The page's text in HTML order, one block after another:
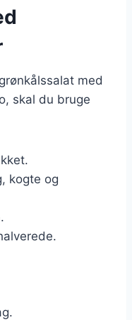
med
skal du bruge
kogte og